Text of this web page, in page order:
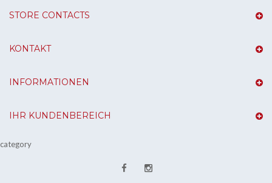
STORE CONTACTS
KONTAKT
INFORMATIONEN
IHR KUNDENBEREICH
category